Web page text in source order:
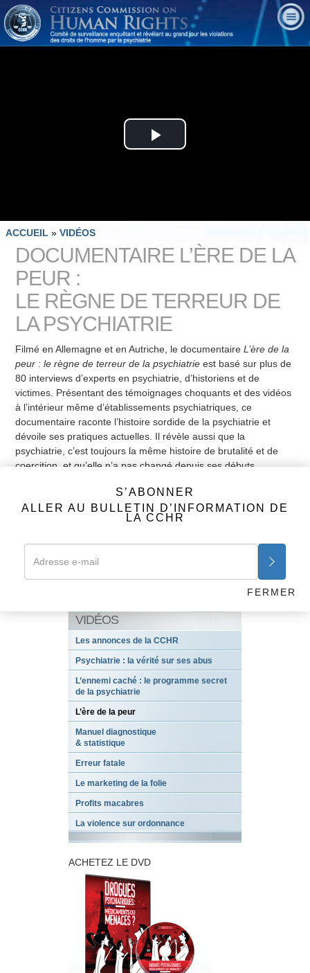
Play
ACCUEIL » VIDÉOS
DOCUMENTAIRE L’ÈRE DE LA
PEUR :
LE RÈGNE DE TERREUR DE
LA PSYCHIATRIE
Filmé en Allemagne et en Autriche, le documentaireL’ère de la
peur : le règne de terreur de la psychiatrie est basé sur plus de
80 interviews d’experts en psychiatrie, d’historiens et de
victimes. Présentant des témoignages choquants et des vidéos
à l’intérieur même d’établissements psychiatriques, ce
documentaire raconte l’histoire sordide de la psychiatrie et
dévoile ses pratiques actuelles. Il révèle aussi que la
psychiatrie, c’est toujours la même histoire de brutalité et de
coercition, et qu’elle n’a pas changé depuis ses débuts.
Précédent
& statistique
VIDÉOS
Les annonces de la CCHR
Psychiatrie : la vérité sur ses abus
L’ennemi caché : le programme secret
de la psychiatrie
L’ère de la peur
Manuel diagnostique
& statistique
Erreur fatale
Le marketing de la folie
Profits macabres
La violence sur ordonnance
ACHETEZ LE DVD
S’ABONNER
ALLER AU BULLETIN D’INFORMATION DE
LA CCHR
FERMER